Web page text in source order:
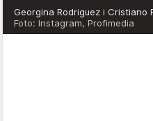
Georgina Rodriguez i
Foto: Instagram, Profimedia